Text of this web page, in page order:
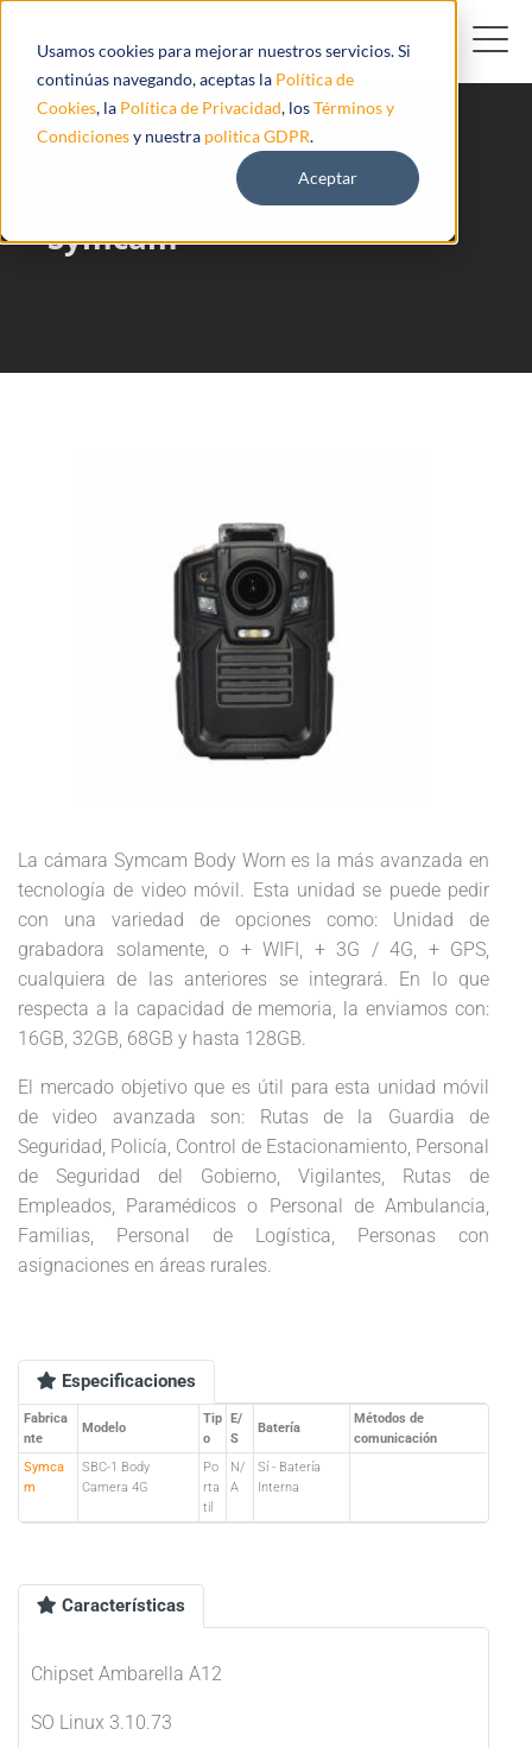
Usamos cookies para mejorar nuestros servicios. Si
continúas navegando, aceptas la Política de
Cookies, la Política de Privacidad, losTérminos y
Condicionesy nuestra politica GDPR.
Aceptar
SBC 1 Body Camera 4g
Symcam
La cámara Symcam Body Worn es la más avanzada en
tecnología de video móvil. Esta unidad se puede pedir
con una variedad de opciones como: Unidad de
grabadora solamente, o + WIFI, + 3G / 4G, + GPS,
cualquiera de las anteriores se integrará. En lo que
respecta a la capacidad de memoria, la enviamos con:
16GB, 32GB, 68GB y hasta 128GB.
El mercado objetivo que es útil para esta unidad móvil
de video avanzada son: Rutas de la Guardia de
Seguridad, Policía, Control de Estacionamiento, Personal
de Seguridad del Gobierno, Vigilantes, Rutas de
Empleados, Paramédicos o Personal de Ambulancia,
Familias, Personal de Logística, Personas con
asignaciones en áreas rurales.
Especificaciones
Fabrica
nte
Modelo
Tip
o
E/
S
Batería
Métodos de
comunicación
Symca
m
SBC-1 Body
Camera 4G
Po
rta
til
N/
A
Sí - Batería
Interna
Características
Chipset Ambarella A12
SO Linux 3.10.73